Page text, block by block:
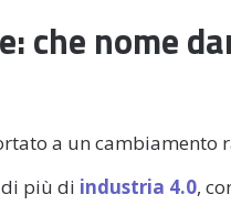
che nome
a un cambiamento
di più di industria 4.0,